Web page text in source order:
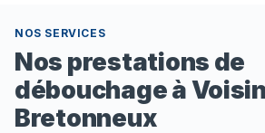
NOS SERVICES
Nos prestations de
débouchage à
Bretonneux